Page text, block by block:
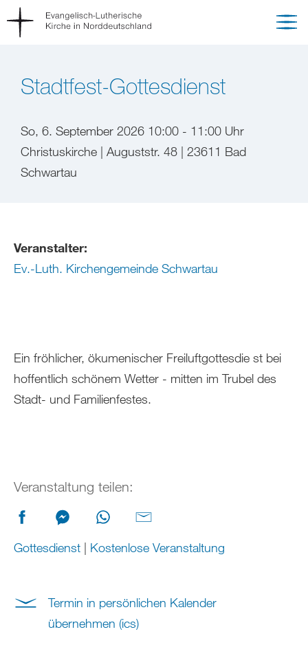
Stadtfest-Gottesdienst
So, 6. September 2026 10:00 - 11:00 Uhr
Christuskirche | Auguststr. 48 | 23611 Bad
Schwartau
Veranstalter:
Ev.-Luth. Kirchengemeinde Schwartau
Ein fröhlicher, ökumenischer Freiluftgottesdie st bei
hoffentlich schönem Wetter - mitten im Trubel des
Stadt- und Familienfestes.
Veranstaltung teilen:
Gottesdienst | Kostenlose Veranstaltung
Termin in persönlichen Kalender
übernehmen (ics)